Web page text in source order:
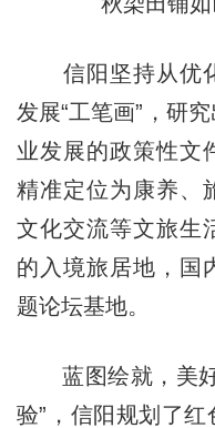
信阳坚持从优化
发展“工笔画”，研
业发展的政策性文
精准定位为康养、
文化交流等文旅生
的入境旅居地，国
题论坛基地。
蓝图绘就，美好
验”，信阳规划了